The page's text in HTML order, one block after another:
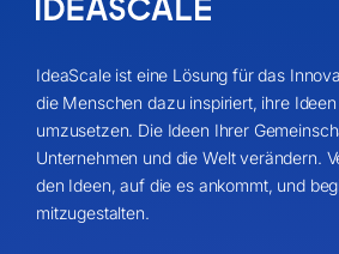
IdeaScale ist eine Lösung für das
die Menschen dazu inspiriert, ihre
umzusetzen. Die Ideen Ihrer
Unternehmen und die Welt verändern.
den Ideen, auf die es ankommt, und
mitzugestalten.